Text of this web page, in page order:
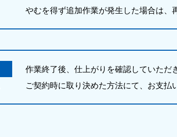
やむを得ず追加作業が発生した場合は
作業終了後、仕上がりを確認していただ
ご契約時に取り決めた方法にて、お支払